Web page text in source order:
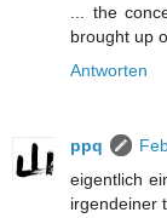
... the
brought up
Antworten
ppq
eigentlich
irgendeiner